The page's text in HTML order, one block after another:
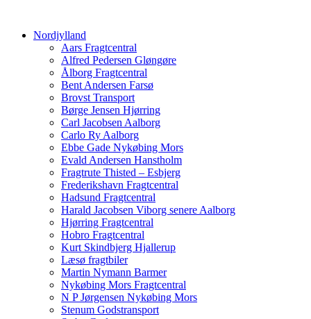
Nordjylland
Aars Fragtcentral
Alfred Pedersen Gløngøre
Ålborg Fragtcentral
Bent Andersen Farsø
Brovst Transport
Børge Jensen Hjørring
Carl Jacobsen Aalborg
Carlo Ry Aalborg
Ebbe Gade Nykøbing Mors
Evald Andersen Hanstholm
Fragtrute Thisted – Esbjerg
Frederikshavn Fragtcentral
Hadsund Fragtcentral
Harald Jacobsen Viborg senere Aalborg
Hjørring Fragtcentral
Hobro Fragtcentral
Kurt Skindbjerg Hjallerup
Læsø fragtbiler
Martin Nymann Barmer
Nykøbing Mors Fragtcentral
N P Jørgensen Nykøbing Mors
Stenum Godstransport